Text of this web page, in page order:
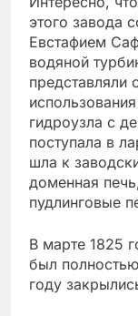
этого завода
Евстафием
водяной
представляли
гидроузла с
поступала в
шла к
доменная
пудлинговые
В марте 1825
был
году